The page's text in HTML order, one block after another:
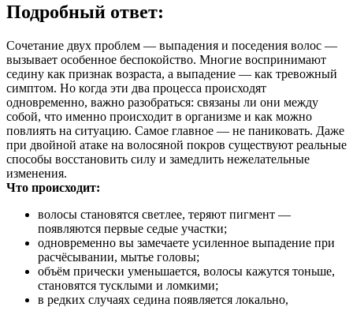
Подробный ответ:
Сочетание двух проблем — выпадения и поседения волос —
вызывает особенное беспокойство. Многие воспринимают
седину как признак возраста, а выпадение — как тревожный
симптом. Но когда эти два процесса происходят
одновременно, важно разобраться: связаны ли они между
собой, что именно происходит в организме и как можно
повлиять на ситуацию. Самое главное — не паниковать. Даже
при двойной атаке на волосяной покров существуют реальные
способы восстановить силу и замедлить нежелательные
изменения.
Что происходит:
волосы становятся светлее, теряют пигмент —
появляются первые седые участки;
одновременно вы замечаете усиленное выпадение при
расчёсывании, мытье головы;
объём прически уменьшается, волосы кажутся тоньше,
становятся тусклыми и ломкими;
в редких случаях седина появляется локально,